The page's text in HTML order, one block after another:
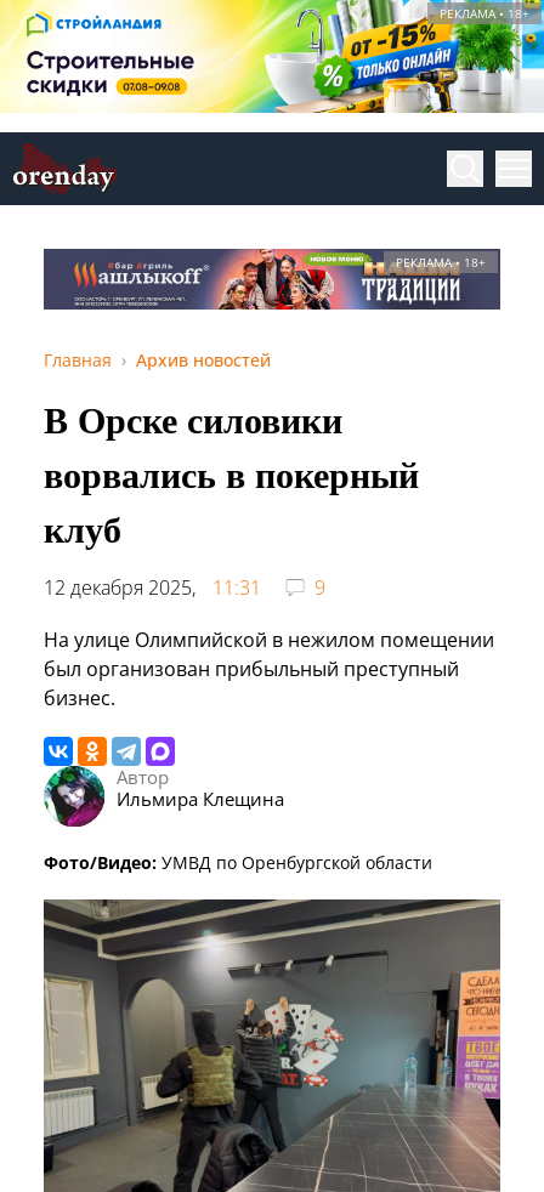
РЕКЛАМА • 18+
РЕКЛАМА • 18+
Главная Архив новостей
В Орске силовики
ворвались в покерный
клуб
12 декабря 2025, 11:31
9
На улице Олимпийской в нежилом помещении
был организован прибыльный преступный
бизнес.
Автор
Ильмира Клещина
Фото/Видео: УМВД по Оренбургской области